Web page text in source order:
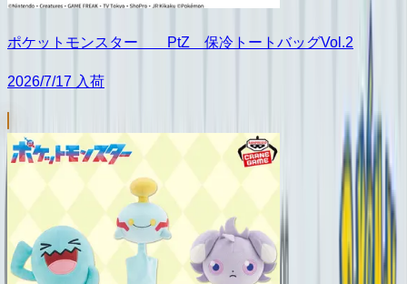
ポケットモンスター PtZ 保冷トートバッグVol.2
2026/7/17 入荷